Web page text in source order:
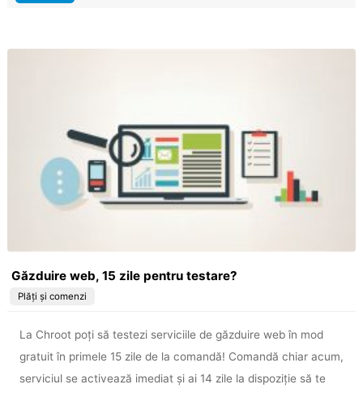
Găzduire web, 15 zile pentru testare?
Plăți și comenzi
La Chroot poți să testezi serviciile de găzduire web în mod
gratuit în primele 15 zile de la comandă! Comandă chiar acum,
serviciul se activează imediat și ai 14 zile la dispoziție să te